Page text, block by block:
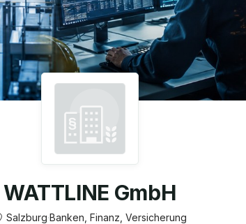
WATTLINE GmbH
Salzburg·Banken, Finanz, Versicherung